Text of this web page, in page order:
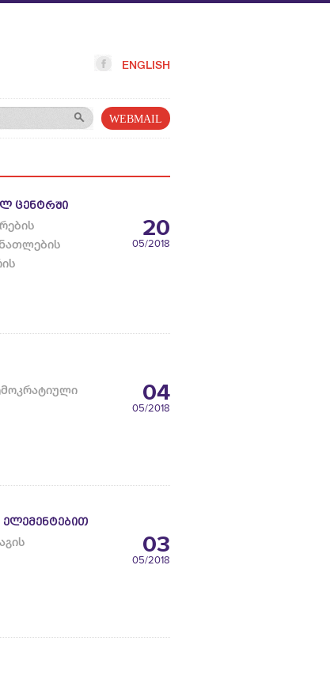
ENGLISH
WEBMAIL
ᲪᲔᲜᲢᲠᲨᲘ
20
/2018
05
04
/2018
05
ᲔᲚᲔᲛᲔᲜᲢᲔᲑᲘᲗ
03
/2018
05